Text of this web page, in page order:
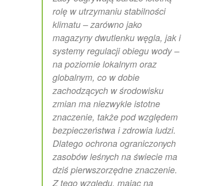
rolę w utrzymaniu stabilności
klimatu – zarówno jako
magazyny dwutlenku węgla, jak i
systemy regulacji obiegu wody –
na poziomie lokalnym oraz
globalnym, co w dobie
zachodzących w środowisku
zmian ma niezwykle istotne
znaczenie, także pod względem
bezpieczeństwa i zdrowia ludzi.
Dlatego ochrona ograniczonych
zasobów leśnych na świecie ma
dziś pierwszorzędne znaczenie.
Z tego względu, mając na